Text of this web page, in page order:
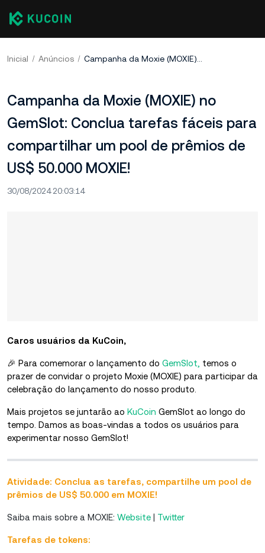
Inicial Anúncios Campanha da Moxie (MOXIE) no GemSlot: Conclua tarefas fáceis para compartilhar um pool de prêmios de US$ 50.000 MOXIE!
Campanha da Moxie (MOXIE) no
GemSlot: Conclua tarefas fáceis para
compartilhar um pool de prêmios de
US$ 50.000 MOXIE!
30/08/2024 20:03:14
Caros usuários da KuCoin,
🎉 Para comemorar o lançamento do GemSlot, temos o
prazer de convidar o projeto Moxie (MOXIE) para participar da
celebração do lançamento do nosso produto.
Mais projetos se juntarão ao KuCoin GemSlot ao longo do
tempo. Damos as boas-vindas a todos os usuários para
experimentar nosso GemSlot!
Atividade: Conclua as tarefas, compartilhe um pool de
prêmios de US$ 50.000 em MOXIE!
Saiba mais sobre a MOXIE: Website | Twitter
Tarefas de tokens: